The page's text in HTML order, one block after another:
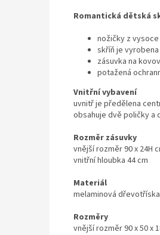
Romantická dětská
nožičky z
skříň je
zásuvka na
potažená
Vnitřní vybavení
uvnitř je předělena
obsahuje dvě poličky a
Rozměr zásuvky
vnější rozměr 90 x 24H
vnitřní hloubka 44 cm
Materiál
melaminová
Rozměry
vnější rozměr 90 x 50 x